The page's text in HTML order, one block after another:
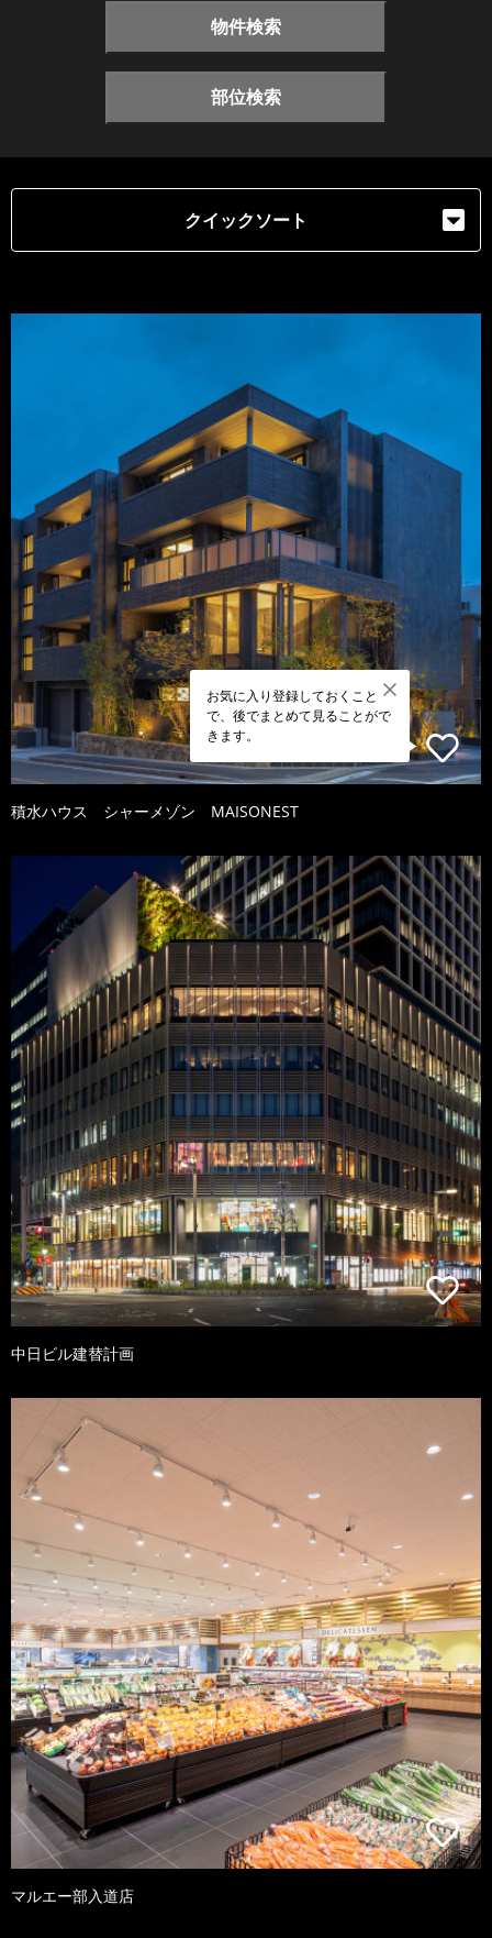
物件検索
部位検索
クイックソート
お気に入り登録しておくこと
で、後でまとめて見ることがで
きます。
積水ハウス シャーメゾン MAISONEST
中日ビル建替計画
マルエー部入道店